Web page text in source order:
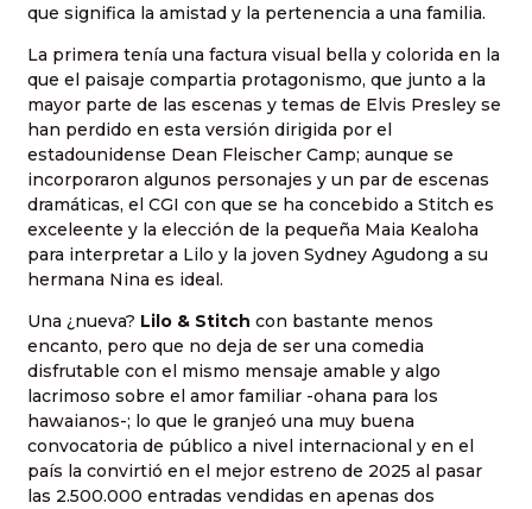
que significa la amistad y la pertenencia a una familia.
La primera tenía una factura visual bella y colorida en la
que el paisaje compartia protagonismo, que junto a la
mayor parte de las escenas y temas de Elvis Presley se
han perdido en esta versión dirigida por el
estadounidense Dean Fleischer Camp; aunque se
incorporaron algunos personajes y un par de escenas
dramáticas, el CGI con que se ha concebido a Stitch es
exceleente y la elección de la pequeña Maia Kealoha
para interpretar a Lilo y la joven Sydney Agudong a su
hermana Nina es ideal.
Una ¿nueva? Lilo & Stitch con bastante menos
encanto, pero que no deja de ser una comedia
disfrutable con el mismo mensaje amable y algo
lacrimoso sobre el amor familiar -ohana para los
hawaianos-; lo que le granjeó una muy buena
convocatoria de público a nivel internacional y en el
país la convirtió en el mejor estreno de 2025 al pasar
las 2.500.000 entradas vendidas en apenas dos